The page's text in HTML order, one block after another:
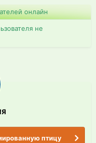
онлайн
не
птицу